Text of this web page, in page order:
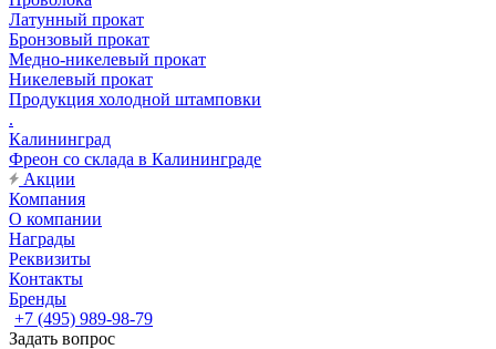
Латунный прокат
Бронзовый прокат
Медно-никелевый прокат
Никелевый прокат
Продукция холодной штамповки
.
Калининград
Фреон со склада в Калининграде
Акции
Компания
О компании
Награды
Реквизиты
Контакты
Бренды
+7 (495) 989-98-79
Задать вопрос